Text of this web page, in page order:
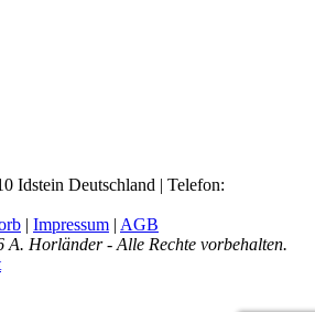
Idstein Deutschland | Telefon:
| Impressum | AGB
A. Horländer - Alle Rechte vorbehalten.